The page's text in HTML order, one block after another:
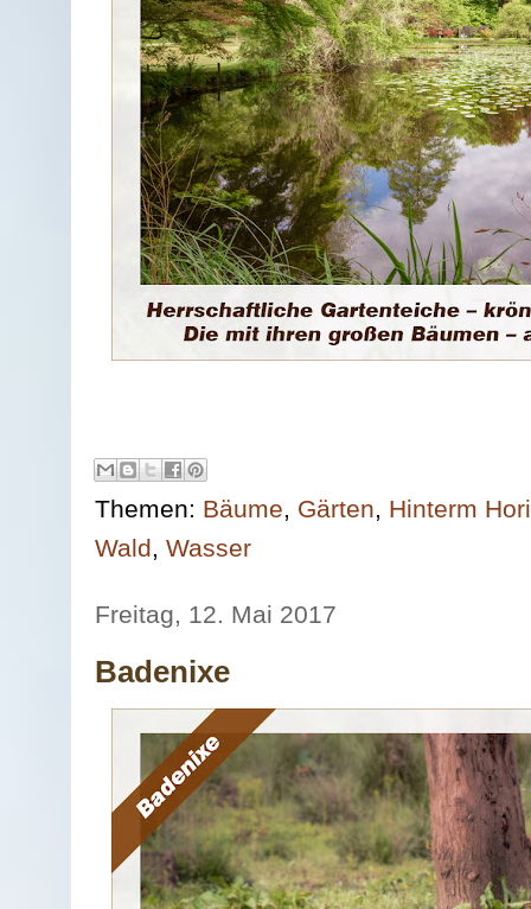
Themen: Bäume, Gärten, Hinterm
Wald, Wasser
Freitag, 12. Mai 2017
Badenixe